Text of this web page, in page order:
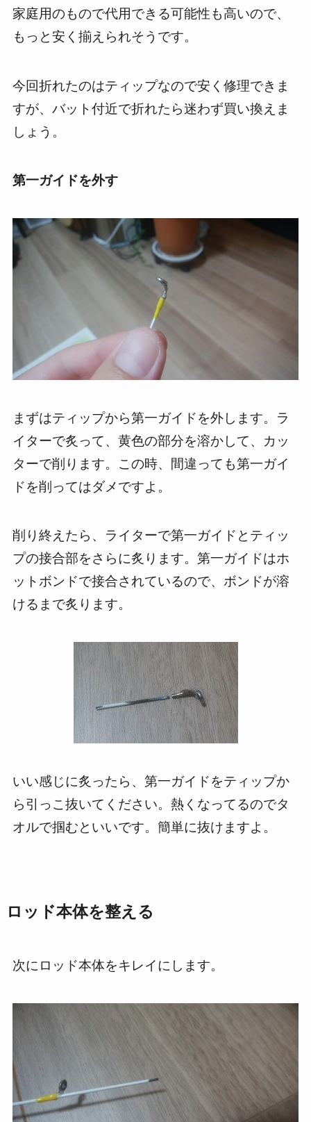
家庭用のもので代用できる可能性も高いので、
もっと安く揃えられそうです。
今回折れたのはティップなので安く修理できま
すが、バット付近で折れたら迷わず買い換えま
しょう。
第一ガイドを外す
まずはティップから第一ガイドを外します。ラ
イターで炙って、黄色の部分を溶かして、カッ
ターで削ります。この時、間違っても第一ガイ
ドを削ってはダメですよ。
削り終えたら、ライターで第一ガイドとティッ
プの接合部をさらに炙ります。第一ガイドはホ
ットボンドで接合されているので、ボンドが溶
けるまで炙ります。
いい感じに炙ったら、第一ガイドをティップか
ら引っこ抜いてください。熱くなってるのでタ
オルで掴むといいです。簡単に抜けますよ。
ロッド本体を整える
次にロッド本体をキレイにします。